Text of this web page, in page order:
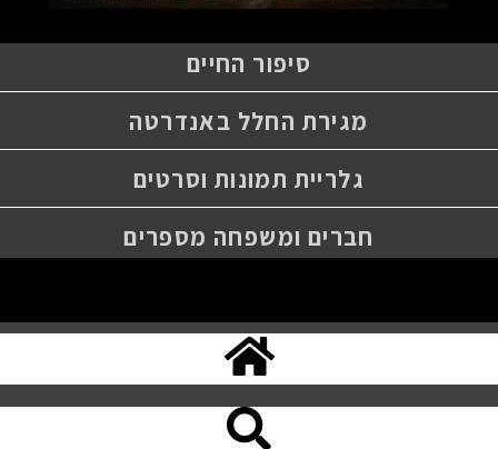
סיפור החיים
מגירת החלל באנדרטה
גלריית תמונות וסרטים
חברים ומשפחה מספרים